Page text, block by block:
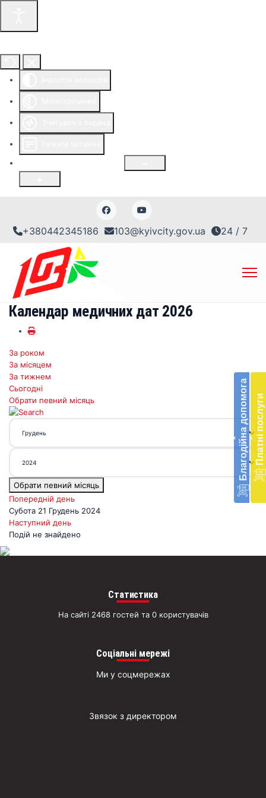
+380442345186 103@kyivcity.gov.ua 24 / 7
‹ Благодійна допомогав
‹ Платні послуги
Календар медичних дат 2026
За роком
За місяцем
За тижнем
Сьогодні
Обрати певний місяць
Обрати певний місяць
Попередній день
Субота 21 Грудень 2024
Наступний день
Подій не знайдено
Статистика
На сайті 2468 гостей та 0 користувачів
Соціальні мережі
Ми у соцмережах
Звязок з директором